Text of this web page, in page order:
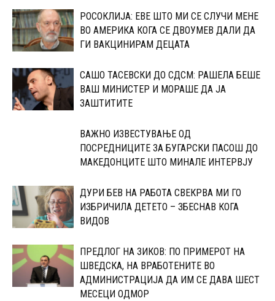
РОСОКЛИЈА: ЕВЕ ШТО МИ СЕ СЛУЧИ МЕНЕ
ВО АМЕРИКА КОГА СЕ ДВОУМЕВ ДАЛИ ДА
ГИ ВАКЦИНИРАМ ДЕЦАТА
САШО ТАСЕВСКИ ДО СДСМ: РАШЕЛА БЕШЕ
ВАШ МИНИСТЕР И МОРАШЕ ДА ЈА
ЗАШТИТИТЕ
ВАЖНО ИЗВЕСТУВАЊЕ ОД
ПОСРЕДНИЦИТЕ ЗА БУГАРСКИ ПАСОШ ДО
МАКЕДОНЦИТЕ ШТО МИНАЛЕ ИНТЕРВЈУ
ДУРИ БЕВ НА РАБОТА СВЕКРВА МИ ГО
ИЗБРИЧИЛА ДЕТЕТО – ЗБЕСНАВ КОГА
ВИДОВ
ПРЕДЛОГ НА ЗИКОВ: ПО ПРИМЕРОТ НА
ШВЕДСКА, НА ВРАБОТЕНИТЕ ВО
АДМИНИСТРАЦИЈА ДА ИМ СЕ ДАВА ШЕСТ
МЕСЕЦИ ОДМОР